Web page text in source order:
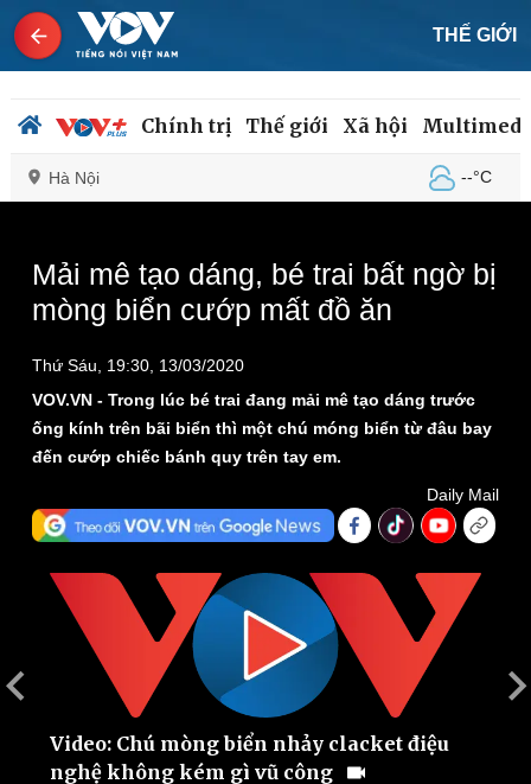
THẾ GIỚI
Chính trị Thế giới Xã hội
Hà Nội --°C
Chính trị
Đảng
Quốc hội
Nhận diện sự thật
Xã hội
Tin 24h
Dấu ấn VOV
Việc làm
modal
window.server or network failed or because the format is not
supported.
Mải mê tạo dáng, bé trai bất ngờ bị
mòng biển cướp mất đồ ăn
Thứ Sáu, 19:30, 13/03/2020
VOV.VN - Trong lúc bé trai đang mải mê tạo dáng trước
ống kính trên bãi biển thì một chú móng biển từ đâu bay
đến cướp chiếc bánh quy trên tay em.
Daily Mail
Video: Chú mòng biển nhảy clacket điệu
nghệ không kém gì vũ công